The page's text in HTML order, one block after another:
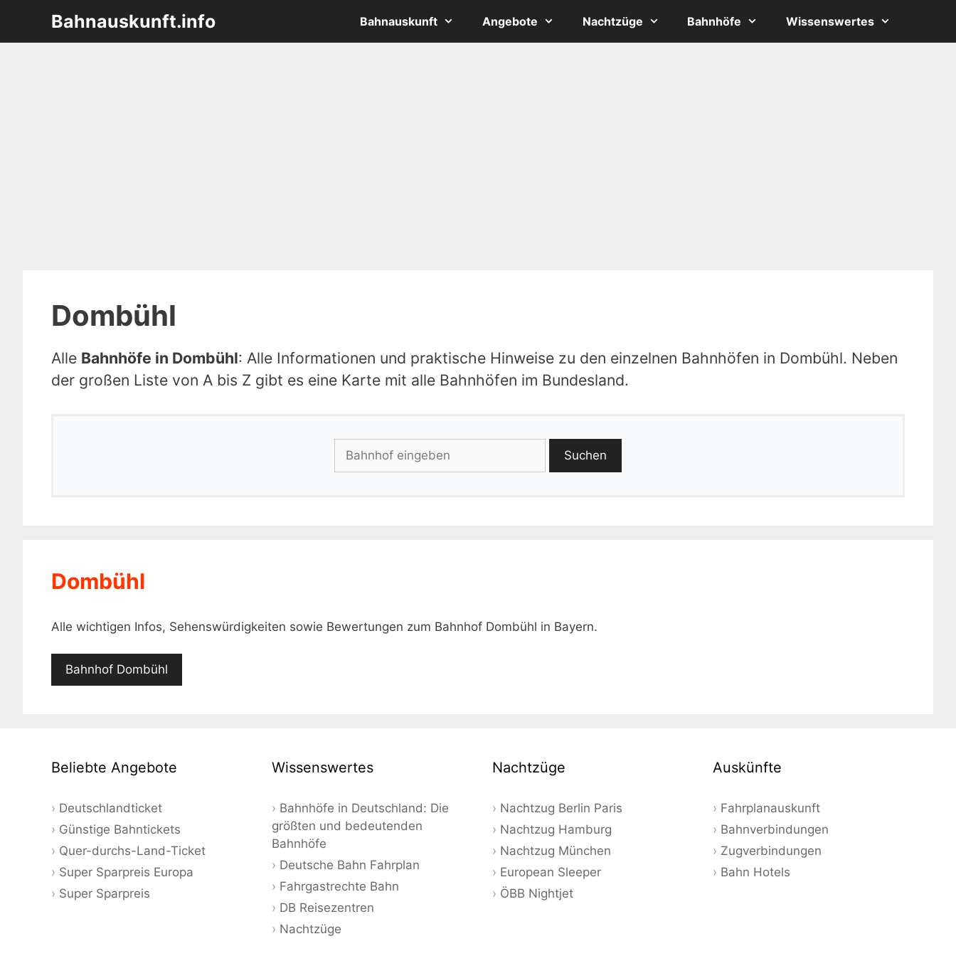
springen
Bahnauskunft.info Bahnauskunft Angebote Nachtzüge Bahnhöfe Wissenswertes
Dombühl
Alle Bahnhöfe in Dombühl: Alle Informationen und praktische Hinweise zu den einzelnen Bahnhöfen in Dombühl. Neben
der großen Liste von A bis Z gibt es eine Karte mit alle Bahnhöfen im Bundesland.
Suchen
Dombühl
Alle wichtigen Infos, Sehenswürdigkeiten sowie Bewertungen zum Bahnhof Dombühl in Bayern.
Bahnhof Dombühl
Beliebte Angebote
Deutschlandticket
Günstige Bahntickets
Quer-durchs-Land-Ticket
Super Sparpreis Europa
Super Sparpreis
Wissenswertes
Bahnhöfe in Deutschland: Die
größten und bedeutenden
Bahnhöfe
Deutsche Bahn Fahrplan
Fahrgastrechte Bahn
DB Reisezentren
Nachtzüge
Nachtzüge
Nachtzug Berlin Paris
Nachtzug Hamburg
Nachtzug München
European Sleeper
ÖBB Nightjet
Auskünfte
Fahrplanauskunft
Bahnverbindungen
Zugverbindungen
Bahn Hotels